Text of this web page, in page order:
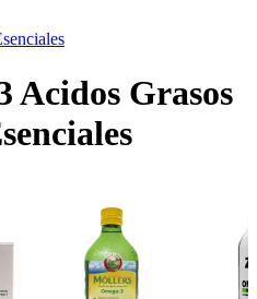
Acidos Grasos